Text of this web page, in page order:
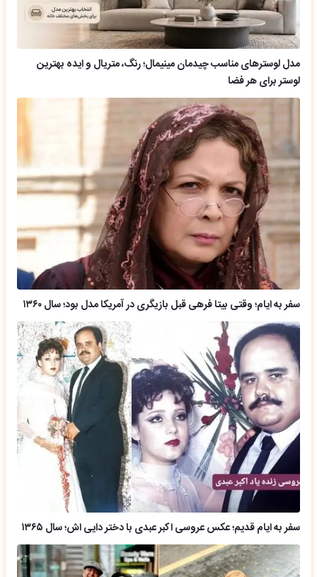
مدل لوسترهای مناسب چیدمان مینیمال؛ رنگ، متریال و ایده بهترین
لوستر برای هر فضا
سفر به ایام؛ وقتی بیتا فرهی قبل بازیگری در آمریکا مدل بود؛ سال ۱۳۶۰
سفر به ایام قدیم؛ عکس عروسی اکبر عبدی با دختر دایی اش؛ سال ۱۳۶۵